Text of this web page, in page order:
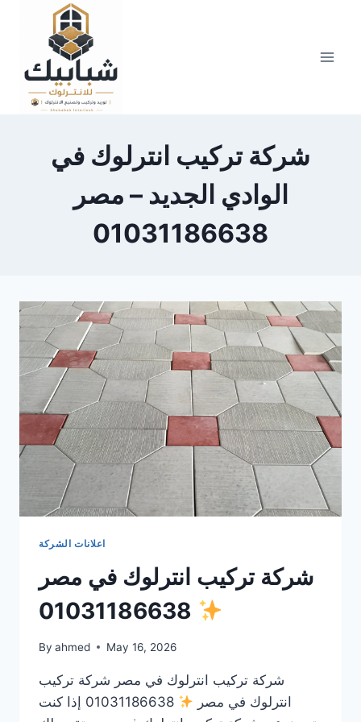
شركة تركيب انترلوك في
الوادي الجديد – مصر
01031186638
اعلانات الشركة
شركة تركيب انترلوك في مصر
By ahmed May 16, 2026
شركة تركيب انترلوك في مصر شركة تركيب
انترلوك في مصر
01031186638 إذا كنت